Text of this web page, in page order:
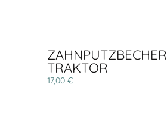
ZAHNPUTZBECHER
TRAKTOR
17,00 €